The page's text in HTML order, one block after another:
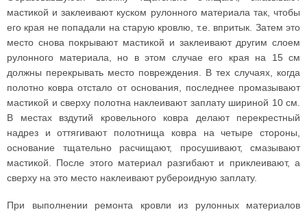
мастикой и заклеивают куском рулонного материала так, чтобы
его края не попадали на старую кровлю, т.е. впритык. Затем это
место снова покрывают мастикой и заклеивают другим слоем
рулонного материала, но в этом случае его края на 15 см
должны перекрывать место повреждения. В тех случаях, когда
полотно ковра отстало от основания, последнее промазывают
мастикой и сверху полотна наклеивают заплату шириной 10 см.
В местах вздутий кровельного ковра делают перекрестный
надрез и оттягивают полотнища ковра на четыре стороны,
основание тщательно расчищают, просушивают, смазывают
мастикой. После этого материал разгибают и приклеивают, а
сверху на это место наклеивают рубероидную заплату.
При выполнении ремонта кровли из рулонных материалов